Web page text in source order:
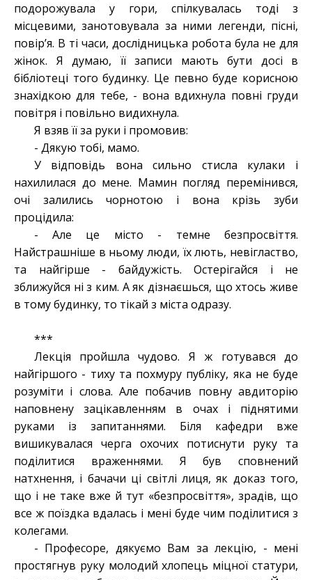
подорожувала у гори, спілкувалась тоді з
місцевими, занотовувала за ними легенди, пісні,
повір’я. В ті часи, дослідницька робота була не для
жінок. Я думаю, її записи мають бути досі в
бібліотеці того будинку. Це певно буде корисною
знахідкою для тебе, - вона вдихнула повні груди
повітря і повільно видихнула.
Я взяв її за руки і промовив:
- Дякую тобі, мамо.
У відповідь вона сильно стисла кулаки і
нахилилася до мене. Мамин погляд перемінився,
очі залились чорнотою і вона крізь зуби
процідила:
- Але це місто - темне безпросвіття.
Найстрашніше в ньому люди, їх лють, невігластво,
та найгірше - байдужість. Остерігайся і не
зближуйся ні з ким. А як дізнаєшься, що хтось живе
в тому будинку, то тікай з міста одразу.
***
Лекція пройшла чудово. Я ж готувався до
найгіршого - тиху та похмуру публіку, яка не буде
розуміти і слова. Але побачив повну авдиторію
наповнену зацікавленням в очах і піднятими
руками із запитаннями. Біля кафедри вже
вишикувалася черга охочих потиснути руку та
поділитися враженнями. Я був сповнений
натхнення, і бачачи ці світлі лиця, як доказ того,
що і не таке вже й тут «безпросвіття», зрадів, що
все ж поїздка вдалась і мені буде чим поділитися з
колегами.
- Професоре, дякуємо Вам за лекцію, - мені
простягнув руку молодий хлопець міцної статури,